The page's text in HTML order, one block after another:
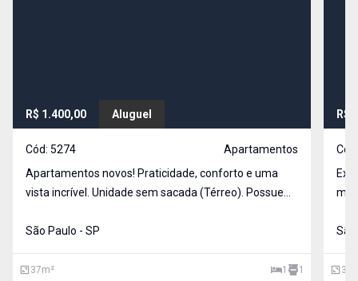
R$ 1.400,00 Aluguel
Cód: 5274
Apartamentos
Apartamentos novos! Praticidade, conforto e uma
vista incrível. Unidade sem sacada (Térreo). Possuem
complementam, 1 dormitório, 1 banheiro e área de
São Paulo - SP
37m² 1 1
R$
São
31